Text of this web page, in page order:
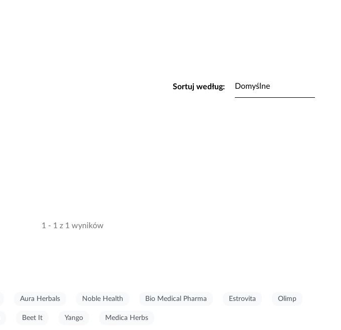
Sortuj według:
1 - 1 z 1 wyników
Aura Herbals Noble Health Bio Medical Pharma Estrovita Olimp
Beet It Yango Medica Herbs